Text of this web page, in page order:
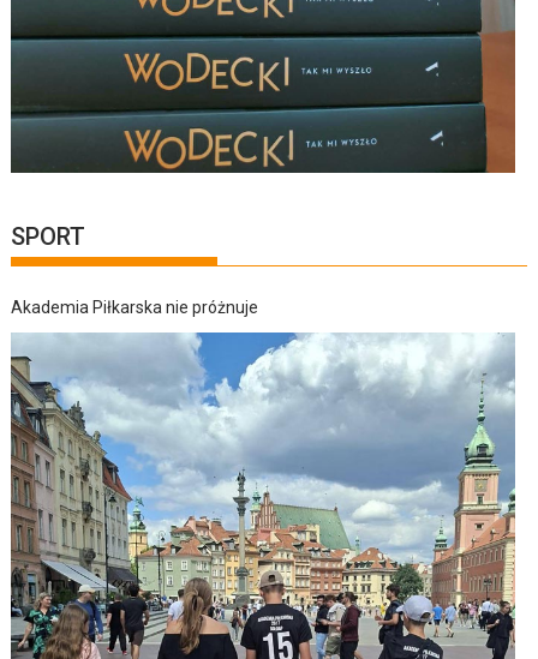
SPORT
Akademia Piłkarska nie próżnuje